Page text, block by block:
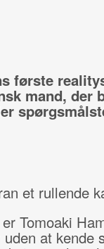
første
mand, der
et rullende
Tomoaki
at kende